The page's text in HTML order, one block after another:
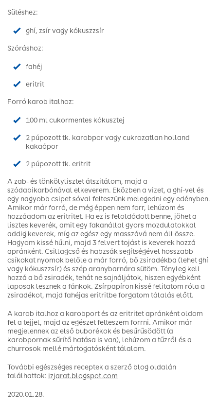
Sütéshez:
ghí, zsír vagy kókuszzsír
Szóráshoz:
fahéj
eritrit
Forró karob italhoz:
100 ml cukormentes kókusztej
2 púpozott tk. karobpor vagy cukrozatlan holland
kakaópor
2 púpozott tk. eritrit
A zab- és tönkölylisztet átszitálom, majd a
szódabikarbónával elkeverem. Eközben a vizet, a ghí-vel és
egy nagyobb csipet sóval felteszünk melegedni egy edényben.
Amikor már forró, de még éppen nem forr, lehúzom és
hozzáadom az eritritet. Ha ez is feloldódott benne, jöhet a
lisztes keverék, amit egy fakanállal gyors mozdulatokkal
addig keverek, míg az egész egy masszává nem áll össze.
Hagyom kissé hűlni, majd 3 felvert tojást is keverek hozzá
apránként. Csillagcső és habzsák segítségével hosszabb
csíkokat nyomok belőle a már forró, bő zsiradékba (lehet ghí
vagy kókuszzsír) és szép aranybarnára sütöm. Tényleg kell
hozzá a bő zsiradék, tehát ne sajnáljátok, hiszen egyébként
laposak lesznek a fánkok. Zsírpapíron kissé felitatom róla a
zsiradékot, majd fahéjas eritritbe forgatom tálalás előtt.
A karob italhoz a karobport és az eritritet apránként oldom
fel a tejjel, majd az egészet felteszem forrni. Amikor már
megjelennek az első buborékok és besűrűsödött (a
karobpornak sűrítő hatása is van), lehúzom a tűzről és a
churrosok mellé mártogatósként tálalom.
További egészséges receptek a szerző blog oldalán
találhattok: izjarat.blogspot.com
2020.01.28.